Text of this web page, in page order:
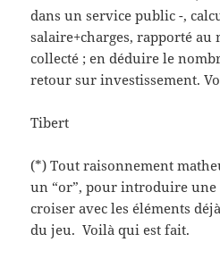
dans un service public -,
salaire+charges, rapporté au
collecté ; en déduire le
retour sur investissement.
Tibert
(*) Tout raisonnement
un “or”, pour introduire
croiser avec les éléments
du jeu. Voilà qui est fait.